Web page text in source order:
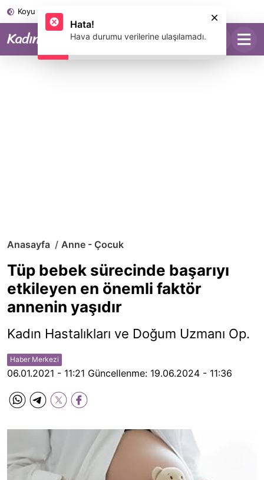
Koyu Mod
Anasayfa Anne - Çocuk
Tüp bebek sürecinde başarıyı
etkileyen en önemli faktör
annenin yaşıdır
Kadın Hastalıkları ve Doğum Uzmanı Op.
Haber Merkezi
06.01.2021 - 11:21 Güncellenme: 19.06.2024 - 11:36